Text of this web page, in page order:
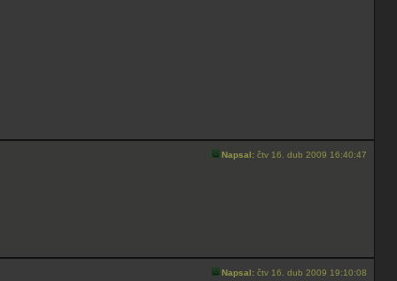
Napsal: čtv 16. dub 2009 16:40:47
Napsal: čtv 16. dub 2009 19:10:08